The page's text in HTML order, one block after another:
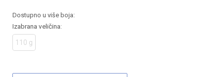
Dostupno u više boja:
Izabrana veličina:
110 g